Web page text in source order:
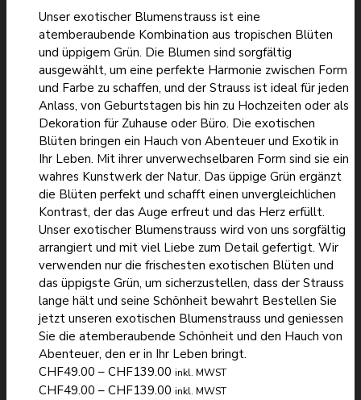
Unser exotischer Blumenstrauss ist eine
atemberaubende Kombination aus tropischen Blüten
und üppigem Grün. Die Blumen sind sorgfältig
ausgewählt, um eine perfekte Harmonie zwischen Form
und Farbe zu schaffen, und der Strauss ist ideal für jeden
Anlass, von Geburtstagen bis hin zu Hochzeiten oder als
Dekoration für Zuhause oder Büro. Die exotischen
Blüten bringen ein Hauch von Abenteuer und Exotik in
Ihr Leben. Mit ihrer unverwechselbaren Form sind sie ein
wahres Kunstwerk der Natur. Das üppige Grün ergänzt
die Blüten perfekt und schafft einen unvergleichlichen
Kontrast, der das Auge erfreut und das Herz erfüllt.
Unser exotischer Blumenstrauss wird von uns sorgfältig
arrangiert und mit viel Liebe zum Detail gefertigt. Wir
verwenden nur die frischesten exotischen Blüten und
das üppigste Grün, um sicherzustellen, dass der Strauss
lange hält und seine Schönheit bewahrt Bestellen Sie
jetzt unseren exotischen Blumenstrauss und geniessen
Sie die atemberaubende Schönheit und den Hauch von
Abenteuer, den er in Ihr Leben bringt.
CHF49.00 – CHF139.00 Preisspanne:
CHF49.00
inkl. MWST
CHF49.00 – CHF139.00 Preisspanne:
inkl. MWST